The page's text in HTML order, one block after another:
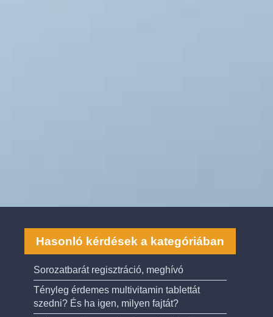
Hasonló kérdések a kategóriában
Sorozatbarát regisztráció, meghívó
Tényleg érdemes multivitamin tablettát
szedni? És ha igen, milyen fajtát?